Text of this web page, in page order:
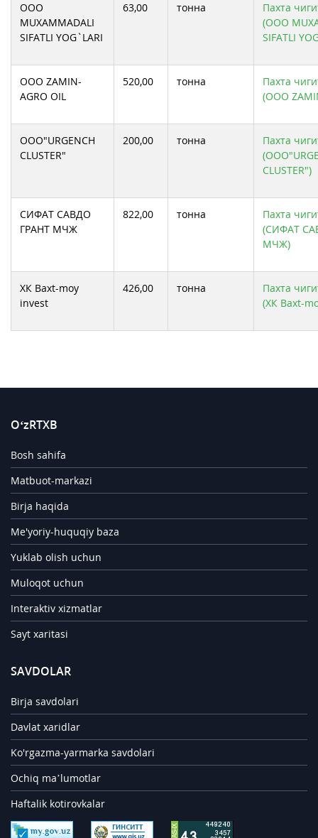
ООО
MUXAMMADALI
SIFATLI YOG`LARI
63,00 тонна
Пахта
(ООО
SIFATLI
ООО ZAMIN-
AGRO OIL
520,00 тонна
Пахта
(ООО
ООО"URGENCH
CLUSTER"
200,00 тонна
Пахта
CLUSTER")
СИФАТ САВДО
ГРАНТ МЧЖ
822,00 тонна
Пахта
(СИФАТ
МЧЖ)
ХК Baxt-moy
invest
426,00 тонна
Пахта
(ХК Baxt-
O‘zRTXB
Bosh sahifa
Matbuot-markazi
Birja haqida
Me'yoriy-huquqiy baza
Yuklab olish uchun
Muloqot uchun
Interaktiv xizmatlar
Sayt xaritasi
SAVDOLAR
Birja savdolari
Davlat xaridlar
Ko'rgazma-yarmarka savdolari
Ochiq ma’lumotlar
Haftalik kotirovkalar